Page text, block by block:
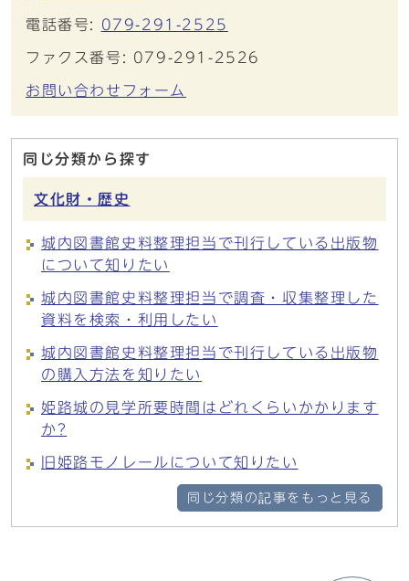
電話番号: 079-291-2525
ファクス番号: 079-291-2526
お問い合わせフォーム
同じ分類から探す
文化財・歴史
城内図書館史料整理担当で刊行している出版物
について知りたい
城内図書館史料整理担当で調査・収集整理した
資料を検索・利用したい
城内図書館史料整理担当で刊行している出版物
の購入方法を知りたい
姫路城の見学所要時間はどれくらいかかります
か?
旧姫路モノレールについて知りたい
同じ分類の記事をもっと見る